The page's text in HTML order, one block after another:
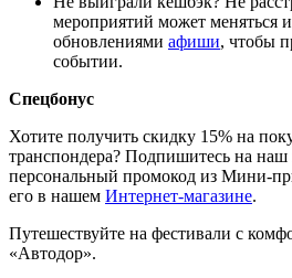
мероприятий может меняться
обновлениями афиши, чтобы
событии.
Спецбонус
Хотите получить скидку 15% на
транспондера? Подпишитесь на наш
персональный промокод из Мини-
его в нашем Интернет-магазине.
Путешествуйте на фестивали с
«Автодор».